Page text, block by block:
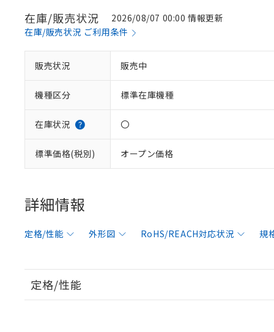
在庫/販売状況
2026/08/07 00:00 情報更新
在庫/販売状況 ご利用条件
販売状況 販売中
機種区分 標準在庫機種
在庫状況 〇
標準価格(税別) オープン価格
詳細情報
定格/性能 外形図 RoHS/REACH対応状況 規
定格/性能